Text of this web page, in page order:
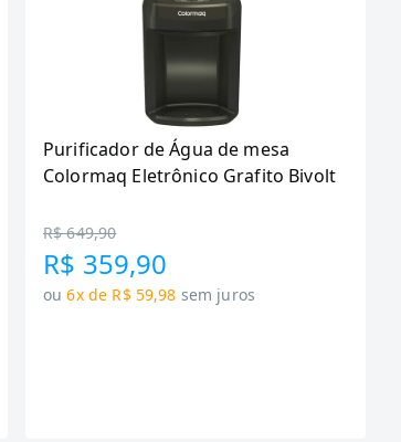
Purificador de Água de mesa
Colormaq Eletrônico Grafito Bivolt
R$ 649,90
R$ 359,90
ou 6x de R$ 59,98 sem juros